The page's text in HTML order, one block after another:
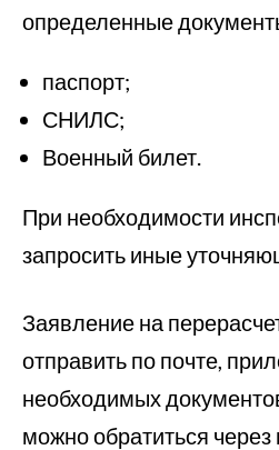
определенные
паспорт;
СНИЛС;
Военный билет.
При необходимости
запросить иные
Заявление на
отправить по почте,
необходимых
можно обратиться через